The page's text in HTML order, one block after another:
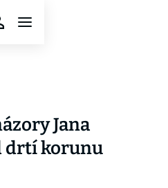
Jana
drtí korunu